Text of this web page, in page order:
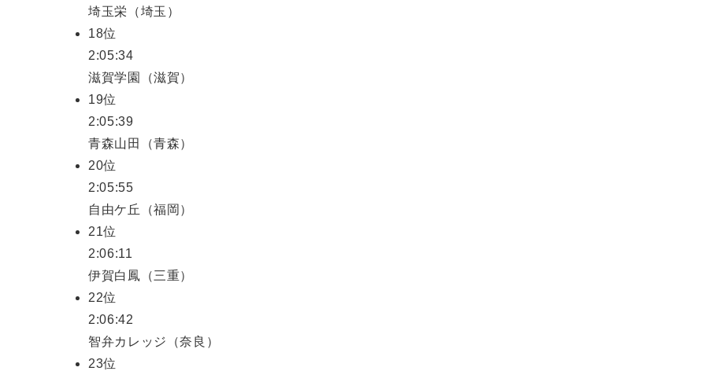
埼玉栄（埼玉）
18位
2:05:34
滋賀学園（滋賀）
19位
2:05:39
青森山田（青森）
20位
2:05:55
自由ケ丘（福岡）
21位
2:06:11
伊賀白鳳（三重）
22位
2:06:42
智弁カレッジ（奈良）
23位